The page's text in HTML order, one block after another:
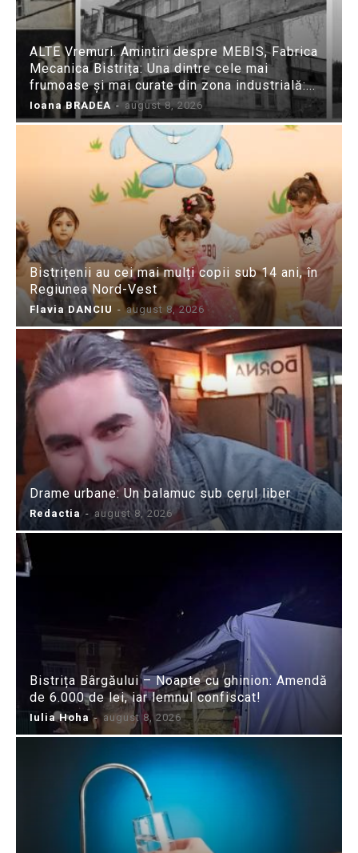
ALTE Vremuri. Amintiri despre MEBIS, Fabrica
Mecanica Bistrița: Una dintre cele mai
frumoase și mai curate din zona industrială:...
Ioana BRADEA - august 8, 2026
Bistrițenii au cei mai mulți copii sub 14 ani, în
Regiunea Nord-Vest
Flavia DANCIU - august 8, 2026
Drame urbane: Un balamuc sub cerul liber
Redactia - august 8, 2026
Bistrița Bârgăului – Noapte cu ghinion: Amendă
de 6.000 de lei, iar lemnul confiscat!
Iulia Hoha - august 8, 2026